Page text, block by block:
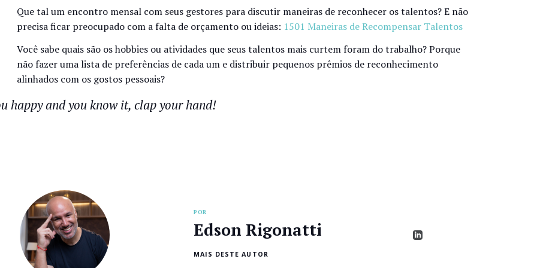
Que tal um encontro mensal com seus gestores para discutir maneiras de reconhecer os talentos? E não
precisa ficar preocupado com a falta de orçamento ou ideias: 1501 Maneiras de Recompensar Talentos
Você sabe quais são os hobbies ou atividades que seus talentos mais curtem foram do trabalho? Porque
não fazer uma lista de preferências de cada um e distribuir pequenos prêmios de reconhecimento
alinhados com os gostos pessoais?
happy and you know it, clap your hand!
POR
Edson Rigonatti
MAIS DESTE AUTOR